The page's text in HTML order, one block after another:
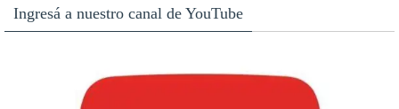
Ingresá a nuestro canal de YouTube